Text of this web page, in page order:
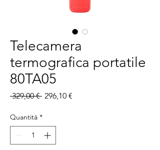
Telecamera
termografica portatile
80TA05
329,00 € Prezzo
296,10 €
Quantità *